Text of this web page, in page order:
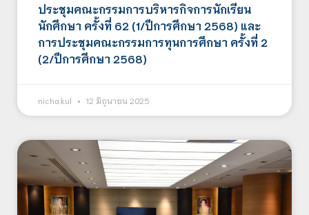
ประชุมคณะกรรมการบริหารกิจการนักเรียน
นักศึกษา ครั้งที่ 62 (1/ปีการศึกษา 2568) และ
การประชุมคณะกรรมการทุนการศึกษา ครั้งที่ 2
(2/ปีการศึกษา 2568)
nicha.kul 12 มิถุนายน 2025